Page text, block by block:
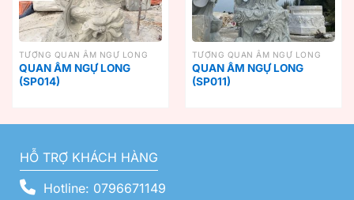
TƯỢNG QUAN ÂM NGỰ LONG
QUAN ÂM NGỰ LONG
(SP014)
TƯỢNG QUAN ÂM NGỰ LONG
QUAN ÂM NGỰ LONG
(SP011)
HỖ TRỢ KHÁCH HÀNG
Hotline: 0796671149